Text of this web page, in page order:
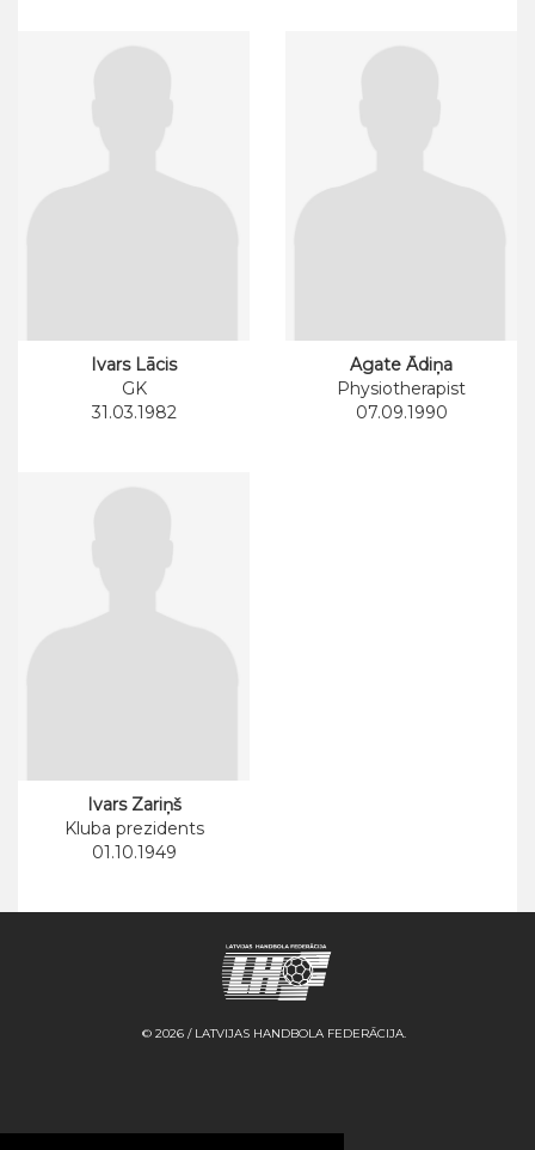
Ivars Lācis
GK
31.03.1982
Agate Ādiņa
Physiotherapist
07.09.1990
Ivars Zariņš
Kluba prezidents
01.10.1949
© 2026 / LATVIJAS HANDBOLA FEDERĀCIJA.